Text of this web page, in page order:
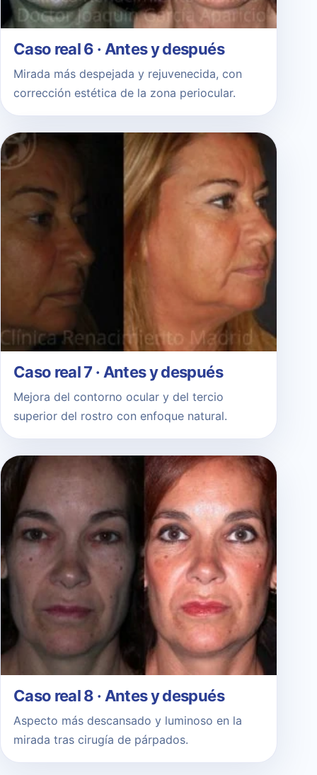
Caso real 6 · Antes y después
Mirada más despejada y rejuvenecida, con
corrección estética de la zona periocular.
Caso real 7 · Antes y después
Mejora del contorno ocular y del tercio
superior del rostro con enfoque natural.
Caso real 8 · Antes y después
Aspecto más descansado y luminoso en la
mirada tras cirugía de párpados.